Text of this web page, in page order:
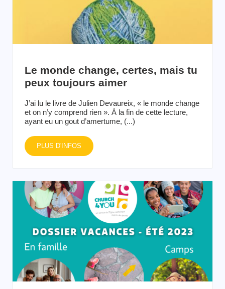
Le monde change, certes, mais tu
peux toujours aimer
J’ai lu le livre de Julien Devaureix, « le monde change
et on n’y comprend rien ». À la fin de cette lecture,
ayant eu un gout d’amertume, (...)
PLUS D'INFOS